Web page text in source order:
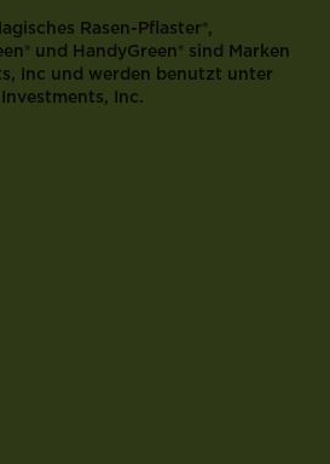
Rasen-Pflaster®,
und HandyGreen® sind Marken
Inc und werden benutzt unter
Inc.